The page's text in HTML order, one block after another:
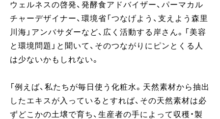
ウェルネスの啓発、発酵食アドバイザー、パーマカル
チャーデザイナー、環境省「つなげよう、支えよう森里
川海」アンバサダーなど、広く活動する岸さん。「美容
と環境問題」と聞いて、そのつながりにピンとくる人
は少ないかもしれない。
「例えば、私たちが毎日使う化粧水。天然素材から抽出
したエキスが入っているとすれば、その天然素材は必
ずどこかの土壌で育ち、生産者の手によって収穫・製